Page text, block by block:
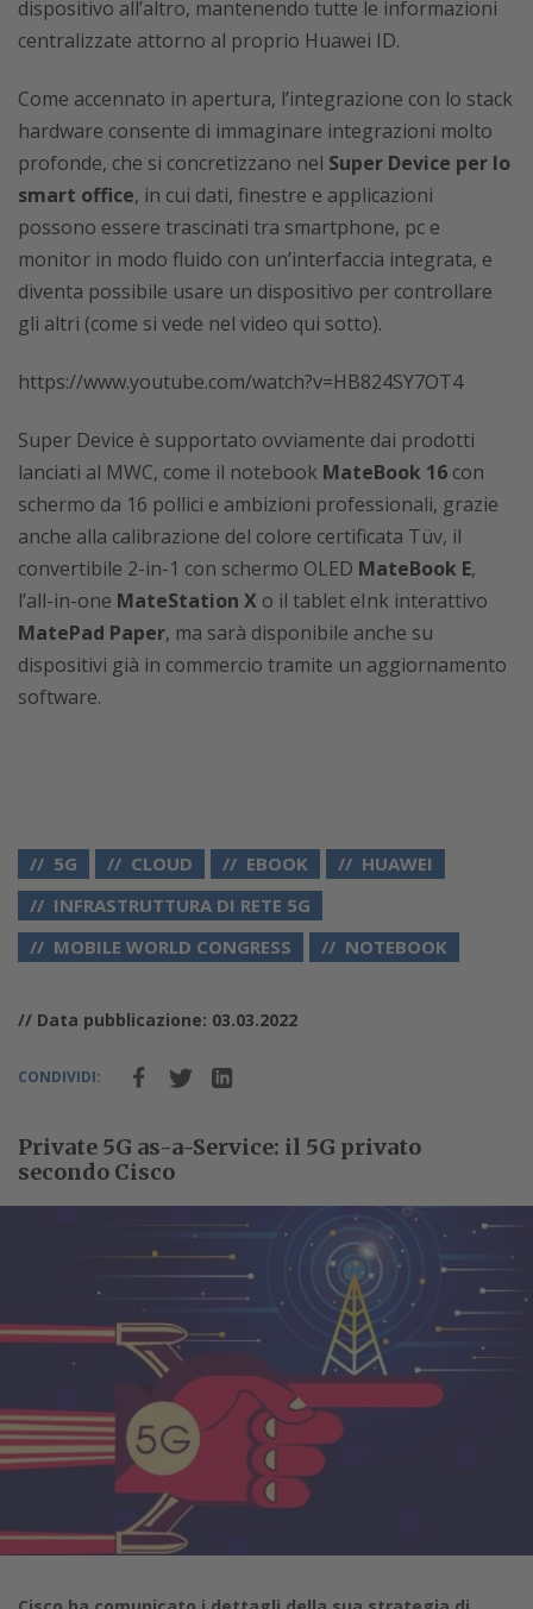
dispositivo all’altro, mantenendo tutte le informazioni
centralizzate attorno al proprio Huawei ID.
Come accennato in apertura, l’integrazione con lo stack
hardware consente di immaginare integrazioni molto
profonde, che si concretizzano nel Super Device per lo
smart office, in cui dati, finestre e applicazioni
possono essere trascinati tra smartphone, pc e
monitor in modo fluido con un’interfaccia integrata, e
diventa possibile usare un dispositivo per controllare
gli altri (come si vede nel video qui sotto).
https://www.youtube.com/watch?v=HB824SY7OT4
Super Device è supportato ovviamente dai prodotti
lanciati al MWC, come il notebook MateBook 16 con
schermo da 16 pollici e ambizioni professionali, grazie
anche alla calibrazione del colore certificata Tüv, il
convertibile 2-in-1 con schermo OLED MateBook E,
l’all-in-one MateStation X o il tablet eInk interattivo
MatePad Paper, ma sarà disponibile anche su
dispositivi già in commercio tramite un aggiornamento
software.
5G CLOUD EBOOK
HUAWEI
INFRASTRUTTURA DI RETE 5G
MOBILE WORLD CONGRESS
NOTEBOOK
// Data pubblicazione: 03.03.2022
CONDIVIDI:
Private 5G as-a-Service: il 5G privato
secondo Cisco